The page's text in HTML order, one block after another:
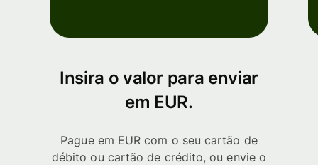
Insira o valor para enviar
em EUR.
Pague em EUR com o seu cartão de
débito ou cartão de crédito, ou envie o